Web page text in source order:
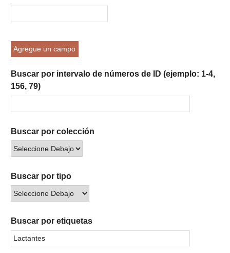
un
campo
Agregue un campo
Buscar por intervalo de números de ID (ejemplo: 1-4,
156, 79)
Buscar por colección
Buscar por tipo
Buscar por etiquetas